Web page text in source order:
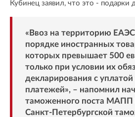
Кубинец заявил, что это - подарки
«Ввоз на территорию
порядке иностранных
которых превышает 500
только при условии их
декларирования с
платежей», – напомнил
таможенного поста МАПП
Санкт-Петербургской